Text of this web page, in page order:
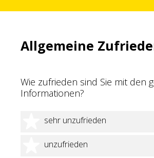
Allgemeine
Wie zufrieden sind Sie mit den
Informationen?
sehr unzufrieden
1 Stern
unzufrieden
2 Sterne